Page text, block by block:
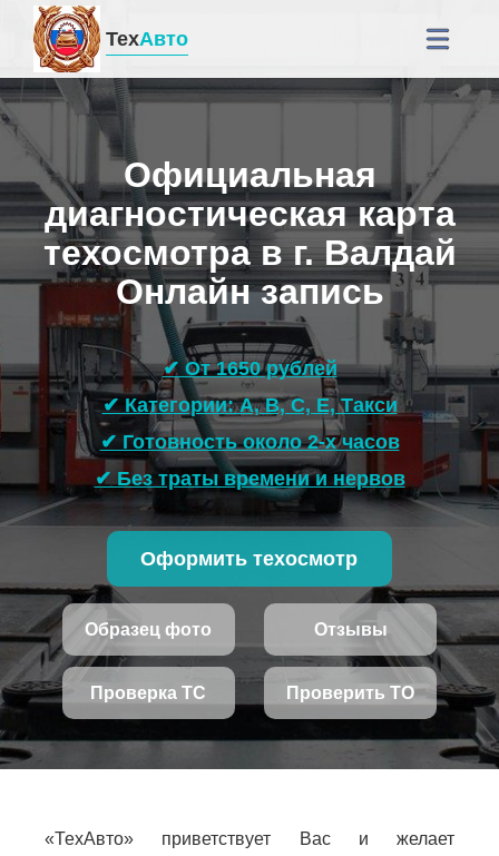
ТехАвто
Официальная
диагностическая карта
техосмотра в г. Валдай
Онлайн запись
✔ От 1650 рублей
✔ Категории: A, B, C, E, Такси
✔ Готовность около 2-х часов
✔ Без траты времени и нервов
Оформить техосмотр
Образец фото Отзывы
Проверка ТС Проверить ТО
«ТехАвто» приветствует Вас и желает